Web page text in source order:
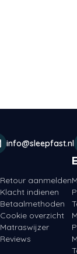
info@sleepfast.nl
Retour aanmelden
Klacht indienen
Betaalmethoden
Cookie overzicht
Matraswijzer
Reviews